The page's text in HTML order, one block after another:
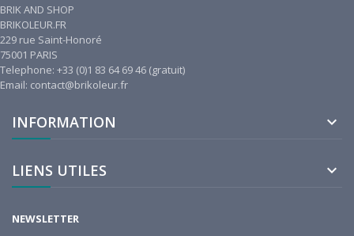
BRIK AND SHOP
BRIKOLEUR.FR
229 rue Saint-Honoré
75001 PARIS
Telephone: +33 (0)1 83 64 69 46 (gratuit)
Email: contact@brikoleur.fr
INFORMATION 
LIENS UTILES 
NEWSLETTER